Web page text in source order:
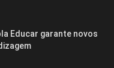
Educar garante novos